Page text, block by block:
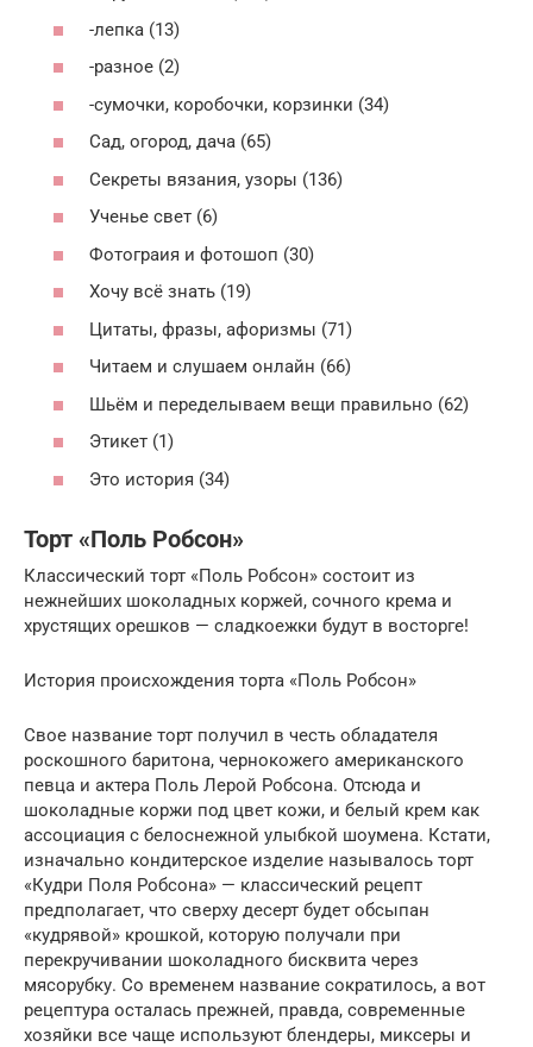
-лепка (13)
-разное (2)
-сумочки, коробочки, корзинки (34)
Сад, огород, дача (65)
Секреты вязания, узоры (136)
Ученье свет (6)
Фотограия и фотошоп (30)
Хочу всё знать (19)
Цитаты, фразы, афоризмы (71)
Читаем и слушаем онлайн (66)
Шьём и переделываем вещи правильно (62)
Этикет (1)
Это история (34)
Торт «Поль Робсон»
Классический торт «Поль Робсон» состоит из
нежнейших шоколадных коржей, сочного крема и
хрустящих орешков — сладкоежки будут в восторге!
История происхождения торта «Поль Робсон»
Свое название торт получил в честь обладателя
роскошного баритона, чернокожего американского
певца и актера Поль Лерой Робсона. Отсюда и
шоколадные коржи под цвет кожи, и белый крем как
ассоциация с белоснежной улыбкой шоумена. Кстати,
изначально кондитерское изделие называлось торт
«Кудри Поля Робсона» — классический рецепт
предполагает, что сверху десерт будет обсыпан
«кудрявой» крошкой, которую получали при
перекручивании шоколадного бисквита через
мясорубку. Со временем название сократилось, а вот
рецептура осталась прежней, правда, современные
хозяйки все чаще используют блендеры, миксеры и